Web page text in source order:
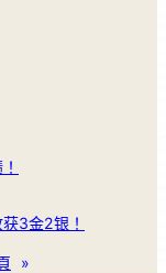
3金2银！
»